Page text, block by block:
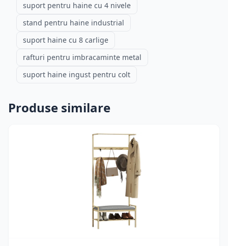
suport pentru haine cu 4 nivele
stand pentru haine industrial
suport haine cu 8 carlige
rafturi pentru imbracaminte metal
suport haine ingust pentru colt
Produse similare